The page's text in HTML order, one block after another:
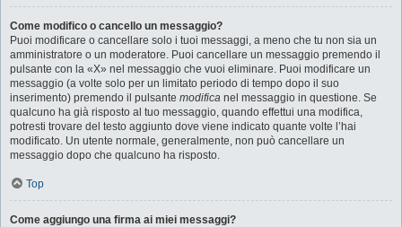
Come modifico o cancello un messaggio?
Puoi modificare o cancellare solo i tuoi messaggi, a meno che tu non sia un
amministratore o un moderatore. Puoi cancellare un messaggio premendo il
pulsante con la «X» nel messaggio che vuoi eliminare. Puoi modificare un
messaggio (a volte solo per un limitato periodo di tempo dopo il suo
inserimento) premendo il pulsante modifica nel messaggio in questione. Se
qualcuno ha già risposto al tuo messaggio, quando effettui una modifica,
potresti trovare del testo aggiunto dove viene indicato quante volte l’hai
modificato. Un utente normale, generalmente, non può cancellare un
messaggio dopo che qualcuno ha risposto.
Top
Come aggiungo una firma ai miei messaggi?